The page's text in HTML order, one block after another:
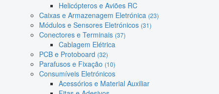
Helicópteros e Aviões RC
Caixas e Armazenagem Eletrónica (23)
Módulos e Sensores Eletrónicos (31)
Conectores e Terminais (37)
Cablagem Elétrica
PCB e Protoboard (32)
Parafusos e Fixação (10)
Consumíveis Eletrónicos
Acessórios e Material Auxiliar